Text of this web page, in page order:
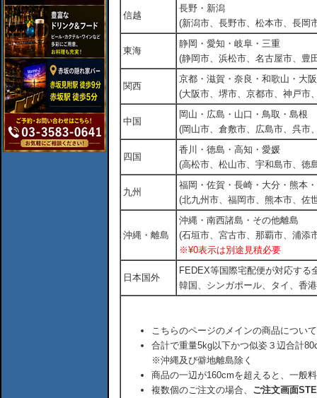
信越
長野・新潟
(新潟市、長野市、松本市、長岡
東海
静岡・愛知・岐阜・三重
(静岡市、浜松市、名古屋市、豊
関西
京都・滋賀・奈良・和歌山・大
(大阪市、堺市、京都市、神戸市
中国
岡山・広島・山口・鳥取・島根
(岡山市、倉敷市、広島市、呉市
四国
香川・徳島・高知・愛媛
(高松市、松山市、宇和島市、徳
九州
福岡・佐賀・長崎・大分・熊本
(北九州市、福岡市、熊本市、佐
沖縄・離島
沖縄・南西諸島・その他離島
(石垣市、宮古市、那覇市、浦添
※¥0表示は別途見積必要
日本国外
FEDEX等国際宅配便が対応す
韓国、シンガポール、タイ、香
こちらのページのメインの商品につい
合計で重量5kg以下かつ似姿３辺合計
※沖縄及び僻地離島除く
商品の一辺が160cmを超えると、一般
複数個のご注文の場合、 ご注文画面